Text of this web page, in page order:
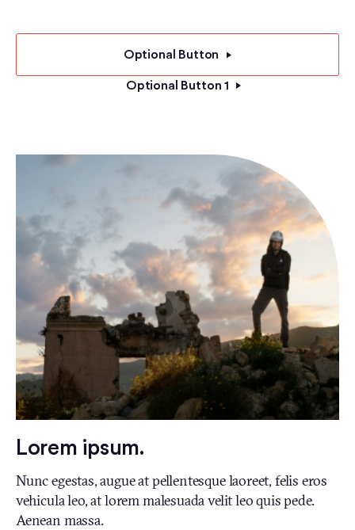
Optional Button
Optional Button 1
Lorem ipsum.
Nunc egestas, augue at pellentesque laoreet, felis eros
vehicula leo, at lorem malesuada velit leo quis pede.
Aenean massa.